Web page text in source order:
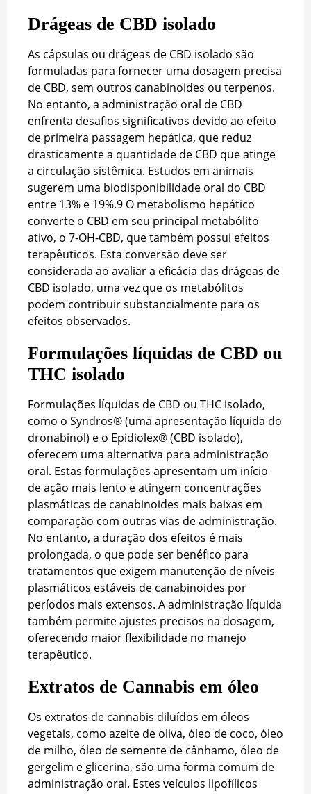
Drágeas de CBD isolado
As cápsulas ou drágeas de CBD isolado são
formuladas para fornecer uma dosagem precisa
de CBD, sem outros canabinoides ou terpenos.
No entanto, a administração oral de CBD
enfrenta desafios significativos devido ao efeito
de primeira passagem hepática, que reduz
drasticamente a quantidade de CBD que atinge
a circulação sistêmica. Estudos em animais
sugerem uma biodisponibilidade oral do CBD
entre 13% e 19%.9 O metabolismo hepático
converte o CBD em seu principal metabólito
ativo, o 7-OH-CBD, que também possui efeitos
terapêuticos. Esta conversão deve ser
considerada ao avaliar a eficácia das drágeas de
CBD isolado, uma vez que os metabólitos
podem contribuir substancialmente para os
efeitos observados.
Formulações líquidas de CBD ou
THC isolado
Formulações líquidas de CBD ou THC isolado,
como o Syndros® (uma apresentação líquida do
dronabinol) e o Epidiolex® (CBD isolado),
oferecem uma alternativa para administração
oral. Estas formulações apresentam um início
de ação mais lento e atingem concentrações
plasmáticas de canabinoides mais baixas em
comparação com outras vias de administração.
No entanto, a duração dos efeitos é mais
prolongada, o que pode ser benéfico para
tratamentos que exigem manutenção de níveis
plasmáticos estáveis de canabinoides por
períodos mais extensos. A administração líquida
também permite ajustes precisos na dosagem,
oferecendo maior flexibilidade no manejo
terapêutico.
Extratos de Cannabis em óleo
Os extratos de cannabis diluídos em óleos
vegetais, como azeite de oliva, óleo de coco, óleo
de milho, óleo de semente de cânhamo, óleo de
gergelim e glicerina, são uma forma comum de
administração oral. Estes veículos lipofílicos